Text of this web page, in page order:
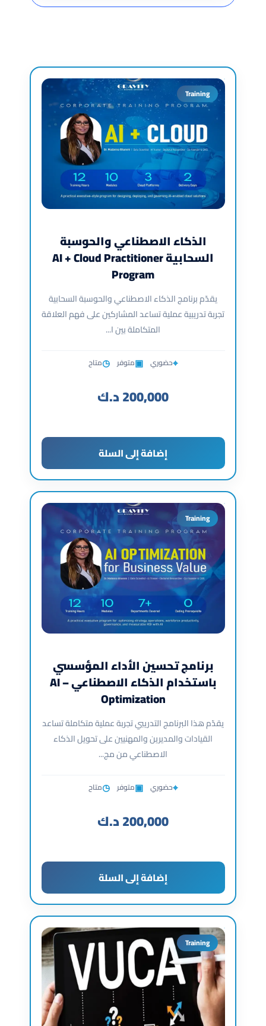
Training
الذكاء الاصطناعي والحوسبة
السحابية AI + Cloud Practitioner
Program
يقدّم برنامج الذكاء الاصطناعي والحوسبة السحابية
تجربة تدريبية عملية تساعد المشاركين على فهم العلاقة
المتكاملة بين ا...
⌖حضوري ▣متوفر ◷متاح
200,000د.ك
إضافة إلى السلة
Training
برنامج تحسين الأداء المؤسسي
باستخدام الذكاء الاصطناعي – AI
Optimization
يقدّم هذا البرنامج التدريبي تجربة عملية متكاملة تساعد
القيادات والمديرين والمهنيين على تحويل الذكاء
الاصطناعي من مج...
⌖حضوري ▣متوفر ◷متاح
200,000د.ك
إضافة إلى السلة
Training